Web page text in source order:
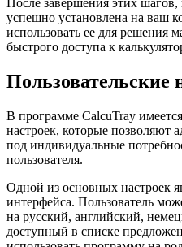
После завершения этих шагов,
успешно установлена на ваш
использовать ее для решения
быстрого доступа к
Пользовательские
В программе CalcuTray
настроек, которые позволяют
под индивидуальные
пользователя.
Одной из основных настроек
интерфейса. Пользователь
на русский, английский,
доступный в списке